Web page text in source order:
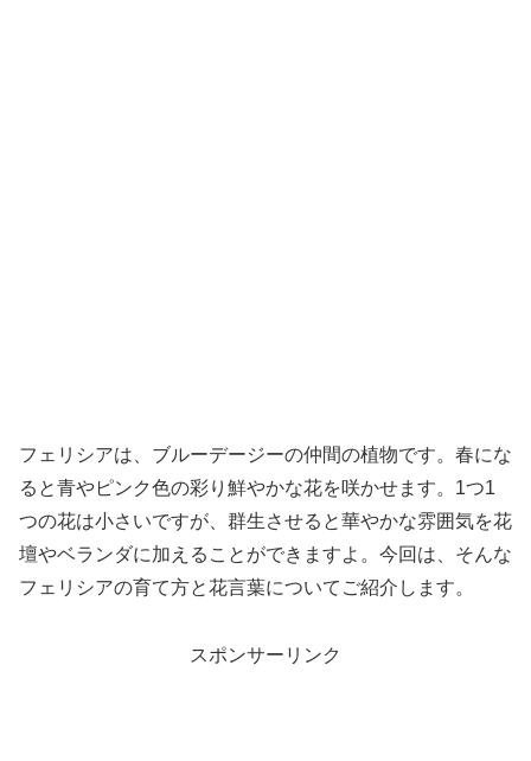
フェリシアは、ブルーデージーの仲間の植物です。春にな
ると青やピンク色の彩り鮮やかな花を咲かせます。1つ1
つの花は小さいですが、群生させると華やかな雰囲気を花
壇やベランダに加えることができますよ。今回は、そんな
フェリシアの育て方と花言葉についてご紹介します。
スポンサーリンク